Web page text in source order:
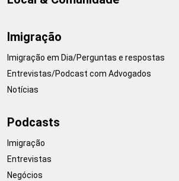
Imigração
Imigração em Dia/Perguntas e respostas
Entrevistas/Podcast com Advogados
Notícias
Podcasts
Imigração
Entrevistas
Negócios